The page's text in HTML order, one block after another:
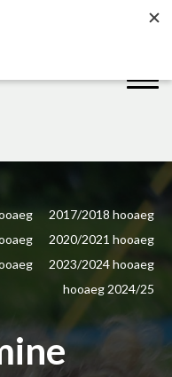
2017/2018 hooaeg
2020/2021 hooaeg
2023/2024 hooaeg
hooaeg 2024/25